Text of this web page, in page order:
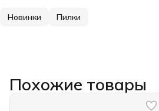
Новинки Пилки
Похожие товары